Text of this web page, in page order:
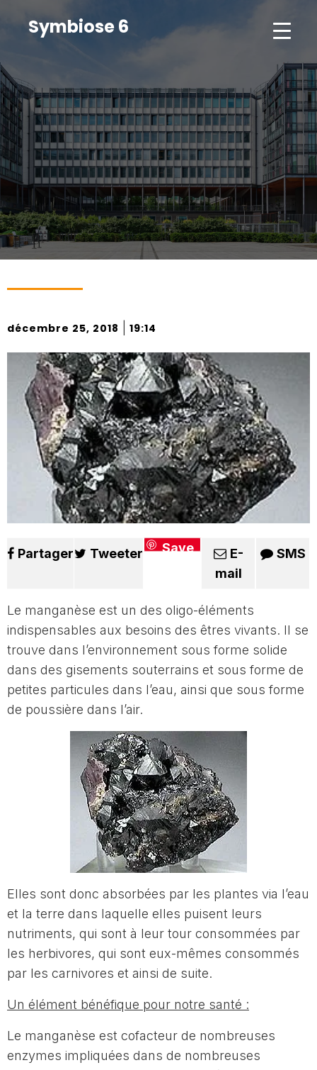
Symbiose 6
décembre 25, 2018 19:14
Partager Tweeter Save
E-
mail
SMS
Le manganèse est un des oligo-éléments
indispensables aux besoins des êtres vivants. Il se
trouve dans l’environnement sous forme solide
dans des gisements souterrains et sous forme de
petites particules dans l’eau, ainsi que sous forme
de poussière dans l’air.
Elles sont donc absorbées par les plantes via l’eau
et la terre dans laquelle elles puisent leurs
nutriments, qui sont à leur tour consommées par
les herbivores, qui sont eux-mêmes consommés
par les carnivores et ainsi de suite.
Un élément bénéfique pour notre santé :
Le manganèse est cofacteur de nombreuses
enzymes impliquées dans de nombreuses